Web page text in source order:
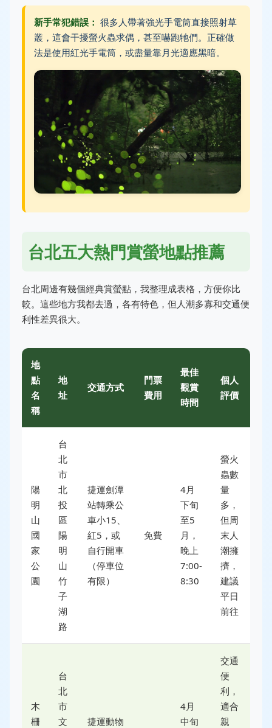
新手常犯錯誤： 很多人帶著強光手電筒直接照射草
叢，這會干擾螢火蟲求偶，甚至嚇跑牠們。正確做
法是使用紅光手電筒，或盡量靠月光適應黑暗。
台北五大熱門賞螢地點推薦
台北周邊有幾個經典賞螢點，我整理成表格，方便你比
較。這些地方我都去過，各有特色，但人潮多寡和交通便
利性差異很大。
地
點
名
稱
地
址
交通方式
門票
費用
最佳
觀賞
時間
個人
評價
陽
明
山
國
家
公
園
台
北
市
北
投
區
陽
明
山
竹
子
湖
路
捷運劍潭
站轉乘公
車小15、
紅5，或
自行開車
（停車位
有限）
免費
4月
下旬
至5
月，
晚上
7:00-
8:30
螢火
蟲數
量
多，
但周
末人
潮擁
擠，
建議
平日
前往
木
柵
台
北
市
文
捷運動物
4月
中旬
交通
便
利，
適合
親